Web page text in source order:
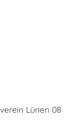
Lünen 08